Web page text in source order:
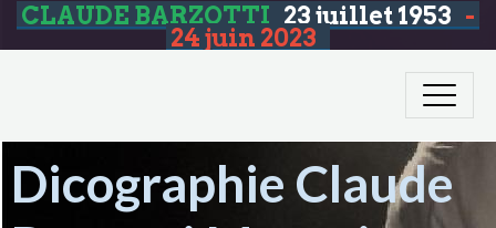
CLAUDE BARZOTTI 23 juillet 1953 -
24 juin 2023
Dicographie Claude